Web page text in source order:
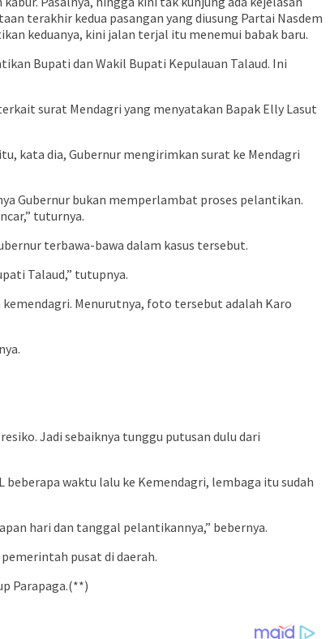
terakhir kedua pasangan yang diusung Partai Nasdem
keduanya, kini jalan terjal itu menemui babak baru.
Bupati dan Wakil Bupati Kepulauan Talaud. Ini
surat Mendagri yang menyatakan Bapak Elly Lasut
kata dia, Gubernur mengirimkan surat ke Mendagri
Gubernur bukan memperlambat proses pelantikan.
tuturnya.
terbawa-bawa dalam kasus tersebut.
Talaud,” tutupnya.
Menurutnya, foto tersebut adalah Karo
Jadi sebaiknya tunggu putusan dulu dari
waktu lalu ke Kemendagri, lembaga itu sudah
hari dan tanggal pelantikannya,” bebernya.
pusat di daerah.
Parapaga.(**)